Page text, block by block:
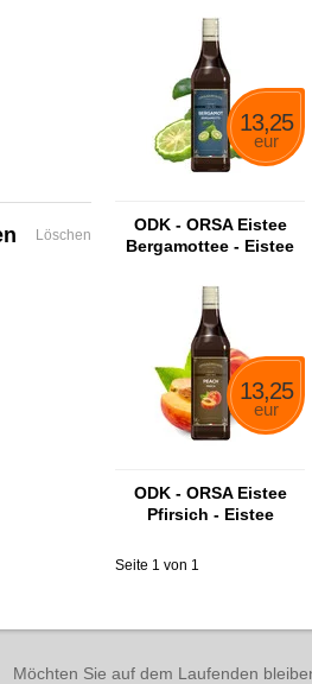
13,25
eur
ODK - ORSA Eistee
Bergamottee - Eistee
13,25
eur
ODK - ORSA Eistee
Pfirsich - Eistee
Seite 1 von 1
Löschen
Möchten Sie auf dem Laufenden